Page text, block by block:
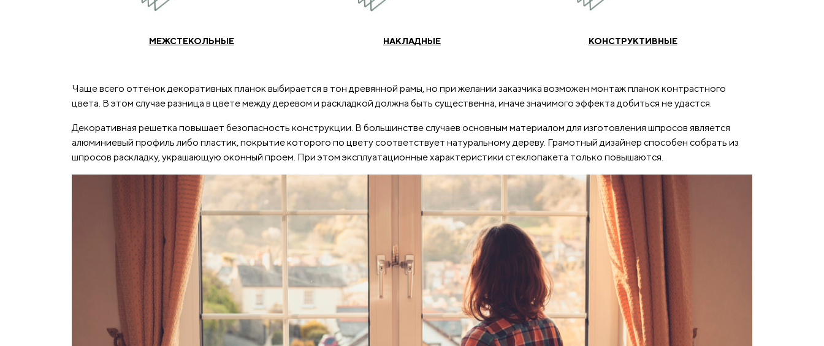
МЕЖСТЕКОЛЬНЫЕ НАКЛАДНЫЕ КОНСТРУКТИВНЫЕ
Чаще всего оттенок декоративных планок выбирается в тон древянной рамы, но при желании заказчика возможен монтаж планок контрастного
цвета. В этом случае разница в цвете между деревом и раскладкой должна быть существенна, иначе значимого эффекта добиться не удастся.
Декоративная решетка повышает безопасность конструкции. В большинстве случаев основным материалом для изготовления шпросов является
алюминиевый профиль либо пластик, покрытие которого по цвету соответствует натуральному дереву. Грамотный дизайнер способен собрать из
шпросов раскладку, украшающую оконный проем. При этом эксплуатационные характеристики стеклопакета только повышаются.